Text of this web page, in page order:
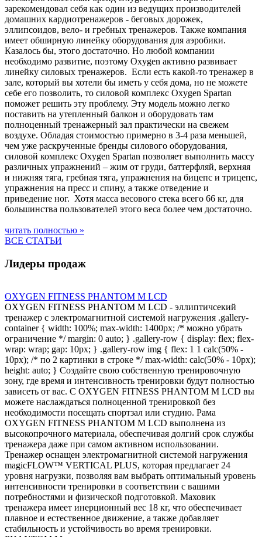
зарекомендовал себя как один из ведущих производителей
домашних кардиотренажеров - беговых дорожек,
эллипсоидов, вело- и гребных тренажеров. Также компания
имеет обширную линейку оборудования для аэробики.
Казалось бы, этого достаточно. Но любой компании
необходимо развитие, поэтому Oxygen активно развивает
линейку силовых тренажеров. Если есть какой-то тренажер в
зале, который вы хотели бы иметь у себя дома, но не можете
себе его позволить, то силовой комплекс Oxygen Spartan
поможет решить эту проблему. Эту модель можно легко
поставить на утепленный балкон и оборудовать там
полноценный тренажерный зал практически на свежем
воздухе. Обладая стоимостью примерно в 3-4 раза меньшей,
чем уже раскрученные бренды силового оборудования,
силовой комплекс Oxygen Spartan позволяет выполнить массу
различных упражнений – жим от груди, баттерфляй, верхняя
и нижняя тяга, гребная тяга, упражнения на бицепс и трицепс,
упражнения на пресс и спину, а также отведение и
приведение ног. Хотя масса весового стека всего 66 кг, для
большинства пользователей этого веса более чем достаточно.
читать полностью »
ВСЕ СТАТЬИ
Лидеры продаж
OXYGEN FITNESS PHANTOM M LCD
OXYGEN FITNESS PHANTOM M LCD - эллиптичсекий
тренажер с электромагнитной системой нагружения .gallery-
container { width: 100%; max-width: 1400px; /* можно убрать
ограничение */ margin: 0 auto; } .gallery-row { display: flex; flex-
wrap: wrap; gap: 10px; } .gallery-row img { flex: 1 1 calc(50% -
10px); /* по 2 картинки в строке */ max-width: calc(50% - 10px);
height: auto; } Создайте свою собственную тренировочную
зону, где время и интенсивность тренировки будут полностью
зависеть от вас. С OXYGEN FITNESS PHANTOM M LCD вы
можете наслаждаться полноценной тренировкой без
необходимости посещать спортзал или студию. Рама
OXYGEN FITNESS PHANTOM M LCD выполнена из
высокопрочного материала, обеспечивая долгий срок службы
тренажера даже при самом активном использовании.
Тренажер оснащен электромагнитной системой нагружения
magicFLOW™ VERTICAL PLUS, которая предлагает 24
уровня нагрузки, позволяя вам выбрать оптимальный уровень
интенсивности тренировки в соответствии с вашими
потребностями и физической подготовкой. Маховик
тренажера имеет инерционный вес 18 кг, что обеспечивает
плавное и естественное движение, а также добавляет
стабильность и устойчивость во время тренировки.